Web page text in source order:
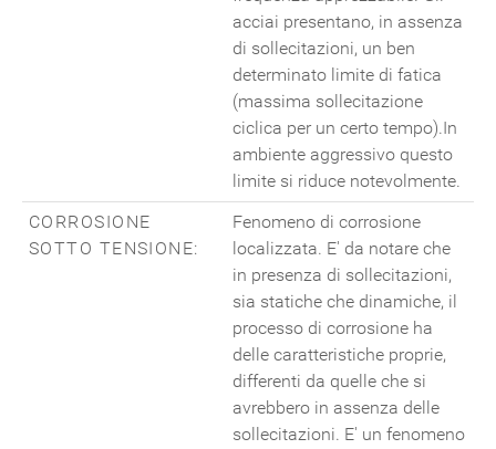
acciai presentano, in assenza
di sollecitazioni, un ben
determinato limite di fatica
(massima sollecitazione
ciclica per un certo tempo).In
ambiente aggressivo questo
limite si riduce notevolmente.
CORROSIONE
SOTTO TENSIONE:
Fenomeno di corrosione
localizzata. E' da notare che
in presenza di sollecitazioni,
sia statiche che dinamiche, il
processo di corrosione ha
delle caratteristiche proprie,
differenti da quelle che si
avrebbero in assenza delle
sollecitazioni. E' un fenomeno